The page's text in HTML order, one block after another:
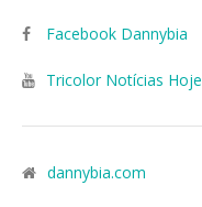
Facebook Dannybia
Tricolor Notícias Hoje
dannybia.com